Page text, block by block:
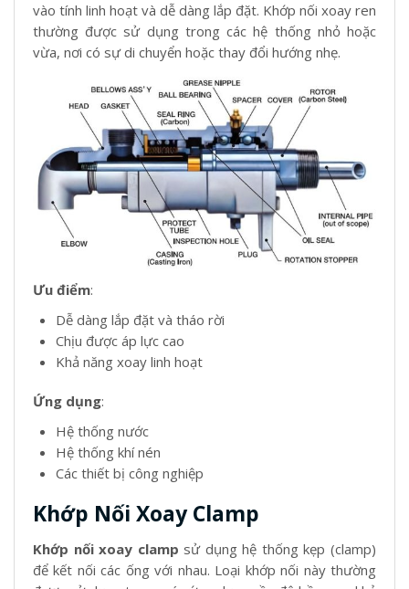
vào tính linh hoạt và dễ dàng lắp đặt. Khớp nối xoay ren
thường được sử dụng trong các hệ thống nhỏ hoặc
vừa, nơi có sự di chuyển hoặc thay đổi hướng nhẹ.
Ưu điểm:
Dễ dàng lắp đặt và tháo rời
Chịu được áp lực cao
Khả năng xoay linh hoạt
Ứng dụng:
Hệ thống nước
Hệ thống khí nén
Các thiết bị công nghiệp
Khớp Nối Xoay Clamp
Khớp nối xoay clamp sử dụng hệ thống kẹp (clamp)
để kết nối các ống với nhau. Loại khớp nối này thường